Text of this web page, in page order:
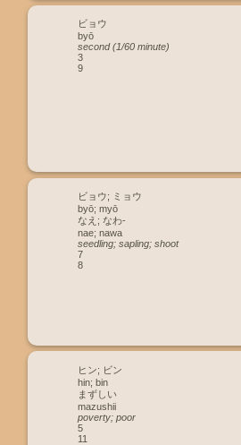
ビョウ
byō
second (1/60 minute)
3
9
ビョウ; ミョウ
byō; myō
なえ; なわ-
nae; nawa
seedling; sapling; shoot
7
8
ヒン; ビン
hin; bin
まずしい
mazushii
poverty; poor
5
11